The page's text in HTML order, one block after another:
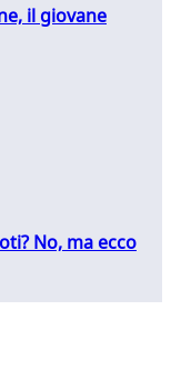
il giovane
No, ma ecco